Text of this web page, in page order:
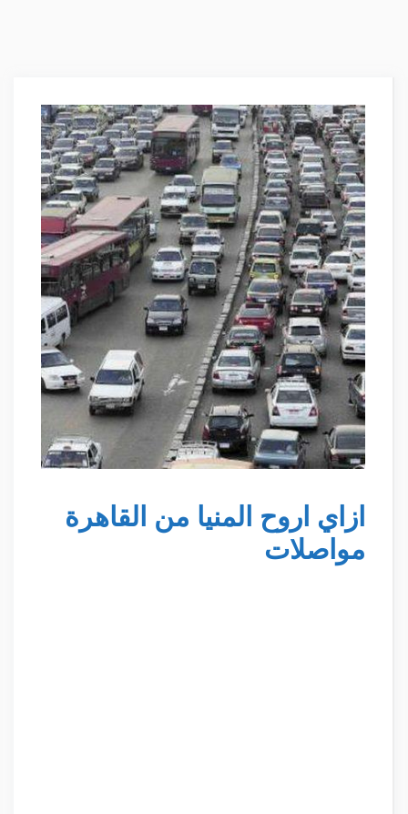
ازاي اروح المنيا من القاهرة
مواصلات